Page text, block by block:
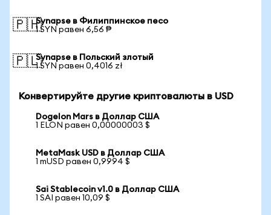
🇵🇭Synapse в Филиппинское песо
1 SYN равен 6,56 ₱
🇵🇱Synapse в Польский злотый
1 SYN равен 0,4016 zł
Конвертируйте другие криптовалюты в USD
Dogelon Mars в Доллар США
1 ELON равен 0,00000003 $
MetaMask USD в Доллар США
1 mUSD равен 0,9994 $
Sai Stablecoin v1.0 в Доллар США
1 SAI равен 10,09 $